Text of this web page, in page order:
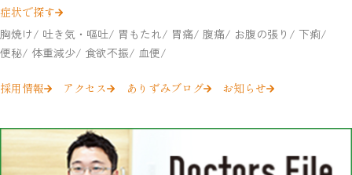
症状で探す
胸焼け
吐き気・嘔吐 胃もたれ 胃痛 腹痛 お腹の張り
下痢
便秘
体重減少 食欲不振 血便
採用情報 アクセス ありずみブログ お知らせ